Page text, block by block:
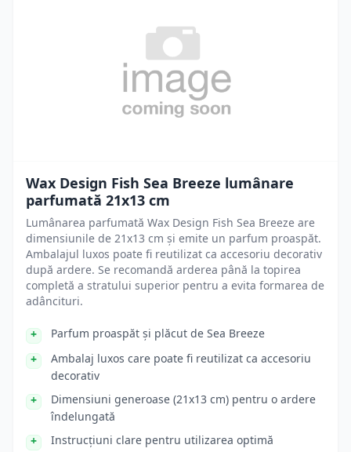
Wax Design Fish Sea Breeze lumânare
parfumată 21x13 cm
Lumânarea parfumată Wax Design Fish Sea Breeze are
dimensiunile de 21x13 cm și emite un parfum proaspăt.
Ambalajul luxos poate fi reutilizat ca accesoriu decorativ
după ardere. Se recomandă arderea până la topirea
completă a stratului superior pentru a evita formarea de
adâncituri.
Parfum proaspăt și plăcut de Sea Breeze
Ambalaj luxos care poate fi reutilizat ca accesoriu
decorativ
Dimensiuni generoase (21x13 cm) pentru o ardere
îndelungată
Instrucțiuni clare pentru utilizarea optimă